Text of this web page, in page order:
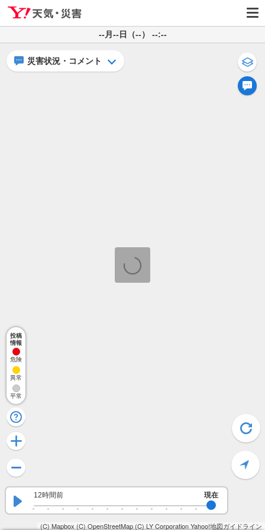
--月--日（--） --:--
(C) Mapbox (C) OpenStreetMap(C) LY CorporationYahoo!地図ガイドライン
災害状況・コメント
12時間前 現在
投稿
情報
危険
異常
平常